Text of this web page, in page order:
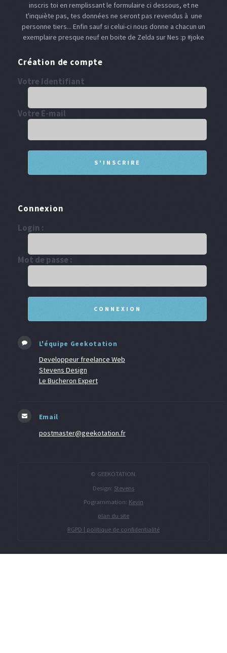
inscris toi en remplissant le formulaire ci dessous, et ne
t'inquiète pas, tes données ne seront pas revendus à une
personne tiers... Enfin sauf si celui-ci nous donne a chacun un
exemplaire presque neuf en boite de Zelda sur Nes :p #joke
Création de compte
Votre Identifiant
Votre E-mail
Connexion
Login :
Mot de passe :
L'équipe Geekotation
Developpeur freelance Web
Stevens Design
Le Bucheron Expert
Email
postmaster@geekotation.fr
© GEEKOTATION.
Design: Stevens
Pogrammation: Kevin
plan du site
RGPD | politique de confidentialité